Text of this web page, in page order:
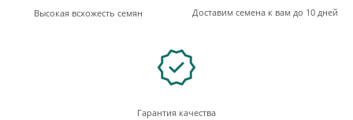
Высокая всхожесть семян Доставим семена к вам до 10 дней
Гарантия качества